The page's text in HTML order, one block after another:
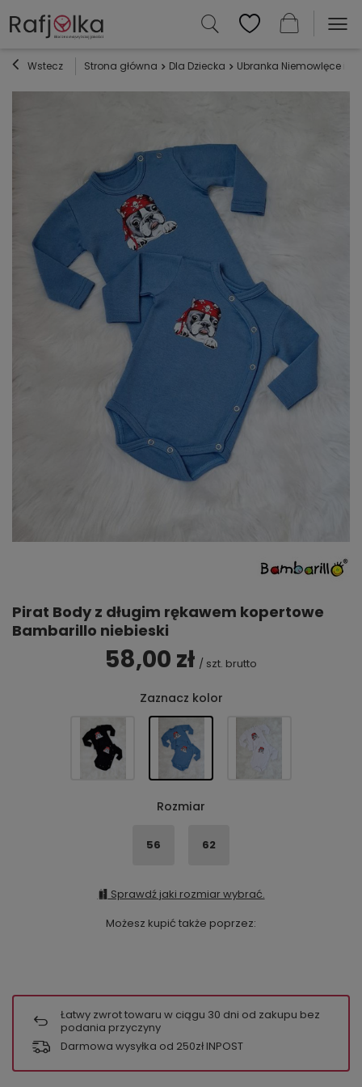
Wstecz Strona główna Dla Dziecka Ubranka Niemowlęce i
Pirat Body z długim rękawem kopertowe
Bambarillo niebieski
58,00 zł / szt. brutto
Zaznacz kolor
Rozmiar
56 62
Sprawdź jaki rozmiar wybrać.
Możesz kupić także poprzez:
Łatwy zwrot towaru w ciągu 30 dni od zakupu bez
podania przyczyny
Darmowa wysyłka od 250zł INPOST